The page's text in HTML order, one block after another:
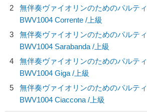
2
無伴奏ヴァイオリンのためのパルテ
BWV1004 Corrente /上級
3
無伴奏ヴァイオリンのためのパルテ
BWV1004 Sarabanda /上級
4
無伴奏ヴァイオリンのためのパルテ
BWV1004 Giga /上級
5
無伴奏ヴァイオリンのためのパルテ
BWV1004 Ciaccona /上級